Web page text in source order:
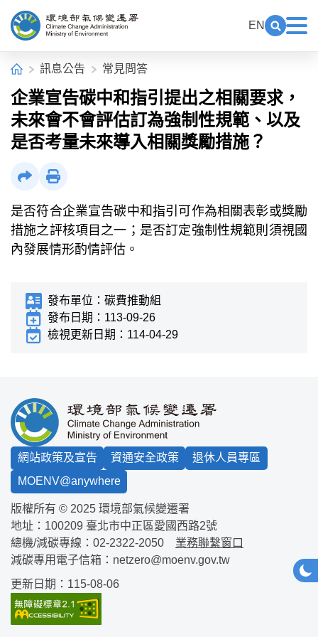
EN
首頁訊息公告 常見問答
企業宣告碳中和指引提出之相關要求，
未來會不會評估訂為強制性規範、以及
是否考量未來導入相關獎勵措施？
是否符合企業宣告碳中和指引可作為相關表彰或獎勵
措施之評核項目之一；是否訂定強制性規範則須視國
內發展情形酌情評估。
發布單位： 碳費推動組
發布日期： 113-09-26
檢視更新日期： 114-04-29
網站政策及宣告 資通安全政策
退休人員專區
MOENV@anywhere
版權所有 © 2025 環境部氣候變遷署
地址：100209 臺北市中正區愛國西路2號
總機/減碳專線： 02-2322-2050
業務聯繫窗口
減碳專用電子信箱： netzero@moenv.gov.tw
更新日期：115-08-06
網站
深